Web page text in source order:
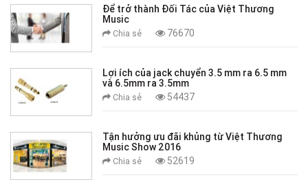
Để trở thành Đối Tác của Việt Thương
Music
Chia sẻ 76670
Lợi ích của jack chuyển 3.5 mm ra 6.5 mm
và 6.5mm ra 3.5mm
Chia sẻ 54437
Tận hưởng ưu đãi khủng từ Việt Thương
Music Show 2016
Chia sẻ 52619